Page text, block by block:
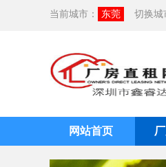
当前城市： 东莞 切换城
网站首页